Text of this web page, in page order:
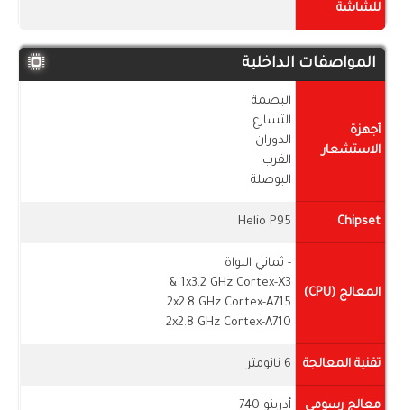
للشاشة
المواصفات الداخلية
أجهزة
الاستشعار
البصمة
التسارع
الدوران
القرب
البوصلة
Chipset
Helio P95
المعالج (CPU)
- ثماني النواة
1x3.2 GHz Cortex-X3 &
2x2.8 GHz Cortex-A715
2x2.8 GHz Cortex-A710
تقنية المعالجة 6 نانومتر
معالج رسومي أدرينو 740